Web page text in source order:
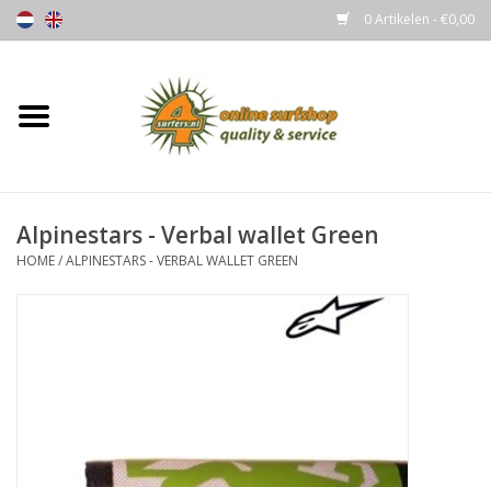
0 Artikelen - €0,00
Home
Wetsuits
Lycra's & UV protection
Alpinestars - Verbal wallet Green
HOME/ALPINESTARS - VERBAL WALLET GREEN